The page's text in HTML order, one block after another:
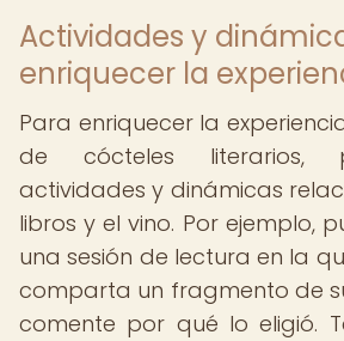
Actividades y
enriquecer la
Para enriquecer la
de cócteles literarios,
actividades y dinámicas
libros y el vino. Por ejemplo,
una sesión de lectura en la
comparta un fragmento de
comente por qué lo eligió.